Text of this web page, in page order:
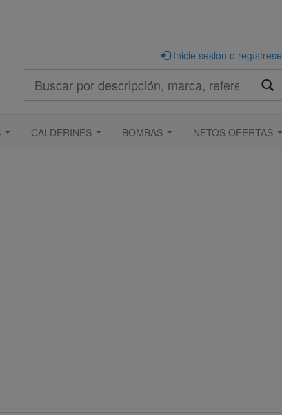
Inicie sesión o regístrese
CALDERINES BOMBAS NETOS OFERTAS